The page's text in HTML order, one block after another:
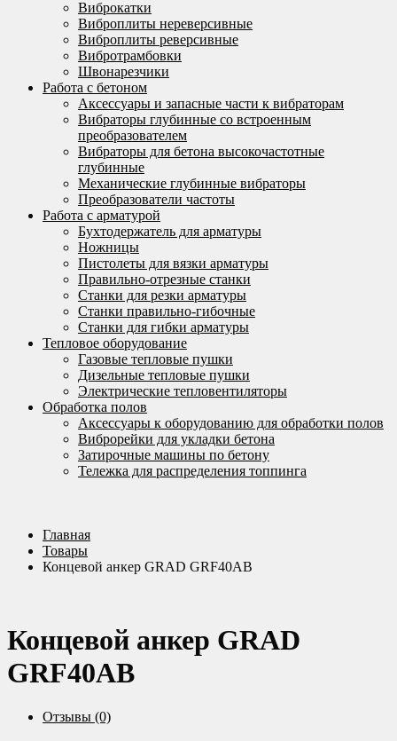
Виброкатки
Виброплиты нереверсивные
Виброплиты реверсивные
Вибротрамбовки
Швонарезчики
Работа с бетоном
Аксессуары и запасные части к вибраторам
Вибраторы глубинные со встроенным
преобразователем
Вибраторы для бетона высокочастотные
глубинные
Механические глубинные вибраторы
Преобразователи частоты
Работа с арматурой
Бухтодержатель для арматуры
Ножницы
Пистолеты для вязки арматуры
Правильно-отрезные станки
Станки для резки арматуры
Станки правильно-гибочные
Станки для гибки арматуры
Тепловое оборудование
Газовые тепловые пушки
Дизельные тепловые пушки
Электрические тепловентиляторы
Обработка полов
Аксессуары к оборудованию для обработки полов
Виброрейки для укладки бетона
Затирочные машины по бетону
Тележка для распределения топпинга
Главная
Товары
Концевой анкер GRAD GRF40AB
Концевой анкер GRAD
GRF40AB
Отзывы (0)